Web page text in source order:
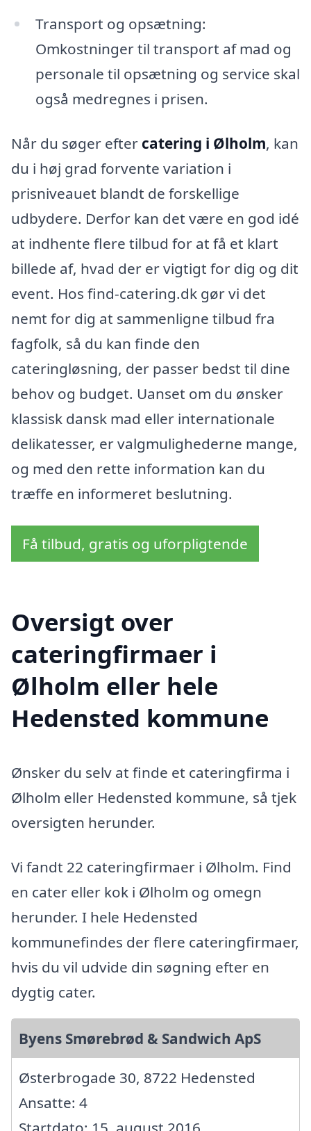
Transport og opsætning:
Omkostninger til transport af mad og
personale til opsætning og service skal
også medregnes i prisen.
Når du søger efter catering i Ølholm, kan
du i høj grad forvente variation i
prisniveauet blandt de forskellige
udbydere. Derfor kan det være en god idé
at indhente flere tilbud for at få et klart
billede af, hvad der er vigtigt for dig og dit
event. Hos find-catering.dk gør vi det
nemt for dig at sammenligne tilbud fra
fagfolk, så du kan finde den
cateringløsning, der passer bedst til dine
behov og budget. Uanset om du ønsker
klassisk dansk mad eller internationale
delikatesser, er valgmulighederne mange,
og med den rette information kan du
træffe en informeret beslutning.
Få tilbud, gratis og uforpligtende
Oversigt over
cateringfirmaer i
Ølholm eller hele
Hedensted kommune
Ønsker du selv at finde et cateringfirma i
Ølholm eller Hedensted kommune, så tjek
oversigten herunder.
Vi fandt 22 cateringfirmaer i Ølholm. Find
en cater eller kok i Ølholm og omegn
herunder. I hele Hedensted
kommunefindes der flere cateringfirmaer,
hvis du vil udvide din søgning efter en
dygtig cater.
Byens Smørebrød & Sandwich ApS
Østerbrogade 30, 8722 Hedensted
Ansatte: 4